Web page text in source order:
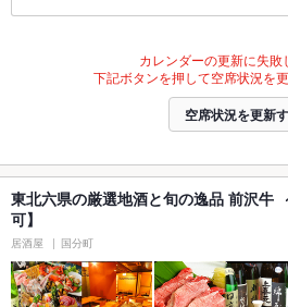
カレンダーの更新に失敗
下記ボタンを押して空席状況を
空席状況を更新
東北六県の厳選地酒と旬の逸品 前沢牛
可】
居酒屋 国分町